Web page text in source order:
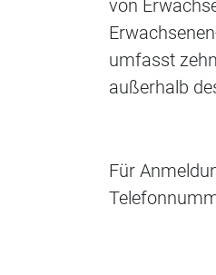
von
umfasst
außerhalb
Für